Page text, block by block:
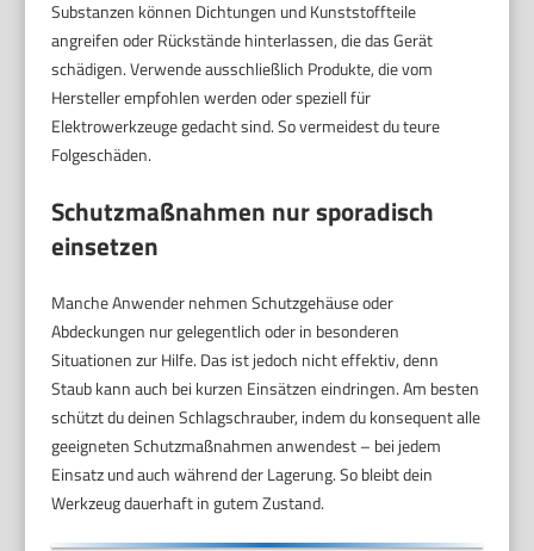
Substanzen können Dichtungen und Kunststoffteile
angreifen oder Rückstände hinterlassen, die das Gerät
schädigen. Verwende ausschließlich Produkte, die vom
Hersteller empfohlen werden oder speziell für
Elektrowerkzeuge gedacht sind. So vermeidest du teure
Folgeschäden.
Schutzmaßnahmen nur sporadisch
einsetzen
Manche Anwender nehmen Schutzgehäuse oder
Abdeckungen nur gelegentlich oder in besonderen
Situationen zur Hilfe. Das ist jedoch nicht effektiv, denn
Staub kann auch bei kurzen Einsätzen eindringen. Am besten
schützt du deinen Schlagschrauber, indem du konsequent alle
geeigneten Schutzmaßnahmen anwendest – bei jedem
Einsatz und auch während der Lagerung. So bleibt dein
Werkzeug dauerhaft in gutem Zustand.